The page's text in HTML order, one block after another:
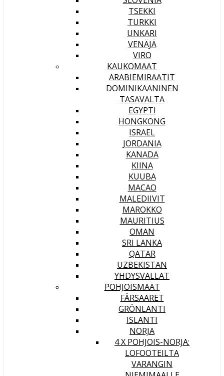
TSEKKI
TURKKI
UNKARI
VENÄJÄ
VIRO
KAUKOMAAT
ARABIEMIRAATIT
DOMINIKAANINEN
TASAVALTA
EGYPTI
HONGKONG
ISRAEL
JORDANIA
KANADA
KIINA
KUUBA
MACAO
MALEDIIVIT
MAROKKO
MAURITIUS
OMAN
SRI LANKA
QATAR
UZBEKISTAN
YHDYSVALLAT
POHJOISMAAT
FÄRSAARET
GRÖNLANTI
ISLANTI
NORJA
4 X POHJOIS-NORJA:
LOFOOTEILTA
VARANGIN